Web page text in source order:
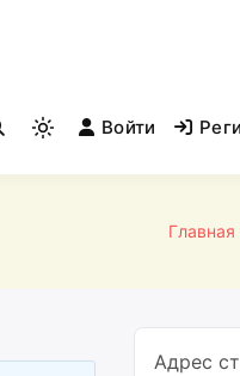
Light
mode
Войти
Главная
Адрес